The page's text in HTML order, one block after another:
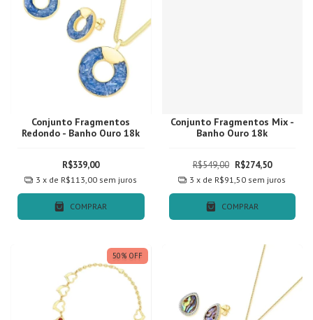
Conjunto Fragmentos
Redondo - Banho Ouro 18k
R$339,00
3 x de R$113,00 sem juros
COMPRAR
Conjunto Fragmentos Mix -
Banho Ouro 18k
R$549,00 R$274,50
3 x de R$91,50 sem juros
COMPRAR
50% OFF